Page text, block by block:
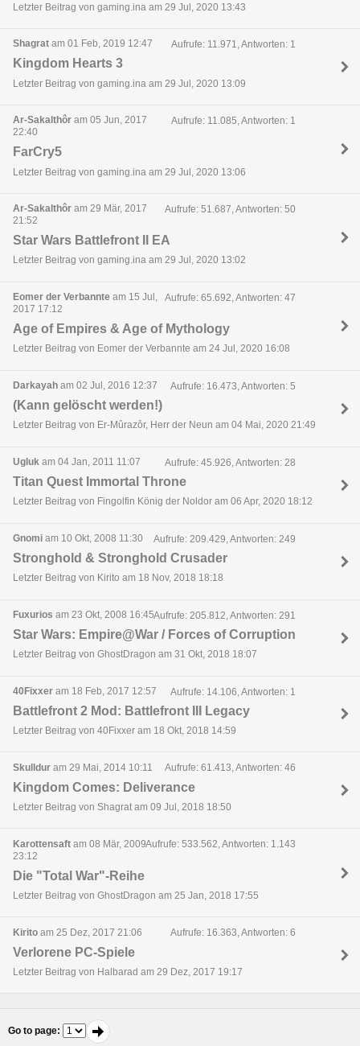
Letzter Beitrag von gaming.ina am 29 Jul, 2020 13:43
Shagrat am 01 Feb, 2019 12:47 Aufrufe: 11.971, Antworten: 1
Kingdom Hearts 3
Letzter Beitrag von gaming.ina am 29 Jul, 2020 13:09
Ar-Sakalthôr am 05 Jun, 2017
22:40
Aufrufe: 11.085, Antworten: 1
FarCry5
Letzter Beitrag von gaming.ina am 29 Jul, 2020 13:06
Ar-Sakalthôr am 29 Mär, 2017
21:52
Aufrufe: 51.687, Antworten: 50
Star Wars Battlefront II EA
Letzter Beitrag von gaming.ina am 29 Jul, 2020 13:02
Eomer der Verbannte am 15 Jul,
2017 17:12
Aufrufe: 65.692, Antworten: 47
Age of Empires & Age of Mythology
Letzter Beitrag von Eomer der Verbannte am 24 Jul, 2020 16:08
Darkayah am 02 Jul, 2016 12:37 Aufrufe: 16.473, Antworten: 5
(Kann gelöscht werden!)
Letzter Beitrag von Er-Mûrazôr, Herr der Neun am 04 Mai, 2020 21:49
Ugluk am 04 Jan, 2011 11:07 Aufrufe: 45.926, Antworten: 28
Titan Quest Immortal Throne
Letzter Beitrag von Fingolfin König der Noldor am 06 Apr, 2020 18:12
Gnomi am 10 Okt, 2008 11:30 Aufrufe: 209.429, Antworten: 249
Stronghold & Stronghold Crusader
Letzter Beitrag von Kirito am 18 Nov, 2018 18:18
Fuxurios am 23 Okt, 2008 16:45Aufrufe: 205.812, Antworten: 291
Star Wars: Empire@War / Forces of Corruption
Letzter Beitrag von GhostDragon am 31 Okt, 2018 18:07
40Fixxer am 18 Feb, 2017 12:57 Aufrufe: 14.106, Antworten: 1
Battlefront 2 Mod: Battlefront III Legacy
Letzter Beitrag von 40Fixxer am 18 Okt, 2018 14:59
Skulldur am 29 Mai, 2014 10:11 Aufrufe: 61.413, Antworten: 46
Kingdom Comes: Deliverance
Letzter Beitrag von Shagrat am 09 Jul, 2018 18:50
Karottensaft am 08 Mär, 2009
23:12
Aufrufe: 533.562, Antworten: 1.143
Die "Total War"-Reihe
Letzter Beitrag von GhostDragon am 25 Jan, 2018 17:55
Kirito am 25 Dez, 2017 21:06 Aufrufe: 16.363, Antworten: 6
Verlorene PC-Spiele
Letzter Beitrag von Halbarad am 29 Dez, 2017 19:17
Go to page: